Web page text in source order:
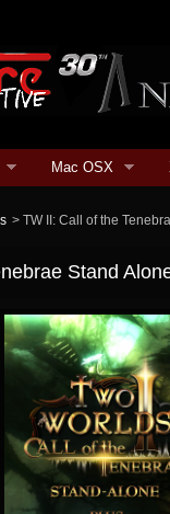
Mac OSX
> TW II: Call of the
Stand